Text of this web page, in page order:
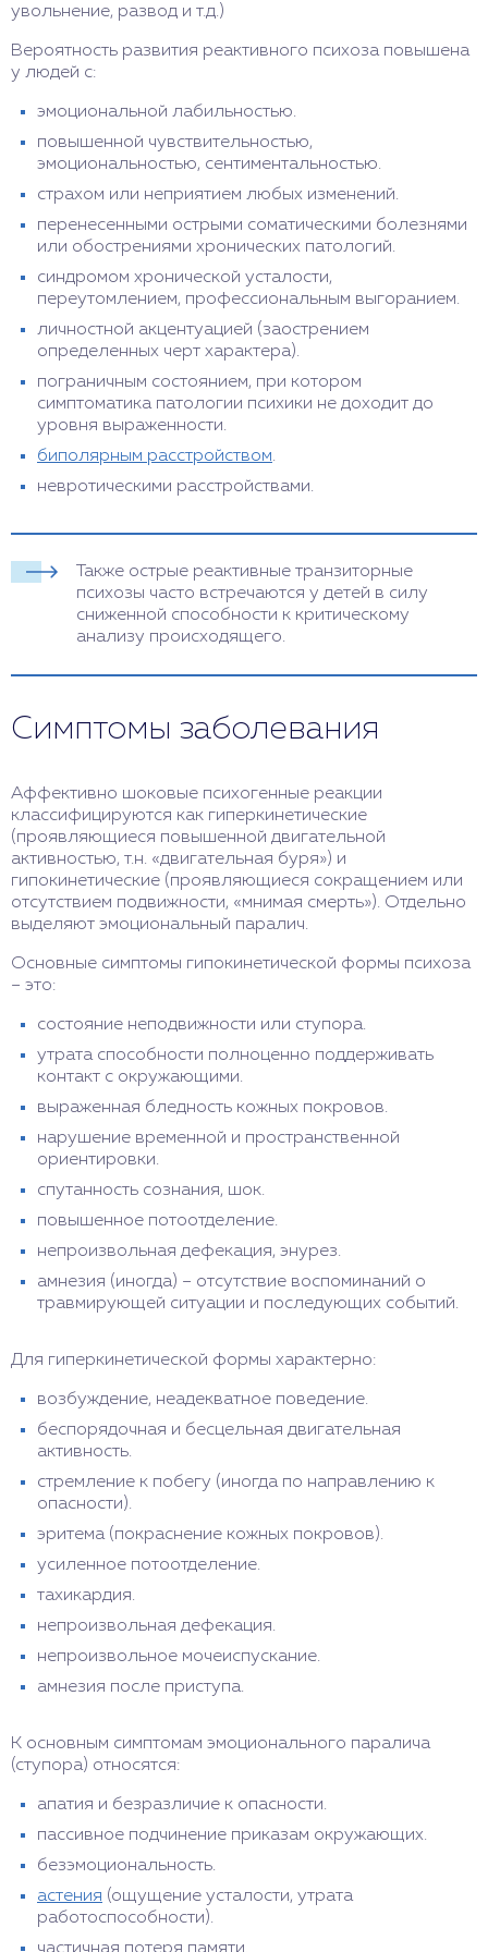
увольнение, развод и т.д.)
Вероятность развития реактивного психоза повышена
у людей с:
эмоциональной лабильностью.
повышенной чувствительностью,
эмоциональностью, сентиментальностью.
страхом или неприятием любых изменений.
перенесенными острыми соматическими болезнями
или обострениями хронических патологий.
синдромом хронической усталости,
переутомлением, профессиональным выгоранием.
личностной акцентуацией (заострением
определенных черт характера).
пограничным состоянием, при котором
симптоматика патологии психики не доходит до
уровня выраженности.
биполярным расстройством.
невротическими расстройствами.
Также острые реактивные транзиторные
психозы часто встречаются у детей в силу
сниженной способности к критическому
анализу происходящего.
Симптомы заболевания
Аффективно шоковые психогенные реакции
классифицируются как гиперкинетические
(проявляющиеся повышенной двигательной
активностью, т.н. «двигательная буря») и
гипокинетические (проявляющиеся сокращением или
отсутствием подвижности, «мнимая смерть»). Отдельно
выделяют эмоциональный паралич.
Основные симптомы гипокинетической формы психоза
– это:
состояние неподвижности или ступора.
утрата способности полноценно поддерживать
контакт с окружающими.
выраженная бледность кожных покровов.
нарушение временной и пространственной
ориентировки.
спутанность сознания, шок.
повышенное потоотделение.
непроизвольная дефекация, энурез.
амнезия (иногда) – отсутствие воспоминаний о
травмирующей ситуации и последующих событий.
Для гиперкинетической формы характерно:
возбуждение, неадекватное поведение.
беспорядочная и бесцельная двигательная
активность.
стремление к побегу (иногда по направлению к
опасности).
эритема (покраснение кожных покровов).
усиленное потоотделение.
тахикардия.
непроизвольная дефекация.
непроизвольное мочеиспускание.
амнезия после приступа.
К основным симптомам эмоционального паралича
(ступора) относятся:
апатия и безразличие к опасности.
пассивное подчинение приказам окружающих.
безэмоциональность.
астения (ощущение усталости, утрата
работоспособности).
частичная потеря памяти.